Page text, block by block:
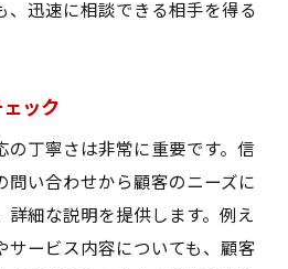
、迅速に相談できる相手を得る
ック
の丁寧さは非常に重要です。信
問い合わせから顧客のニーズに
詳細な説明を提供します。例え
サービス内容についても、顧客